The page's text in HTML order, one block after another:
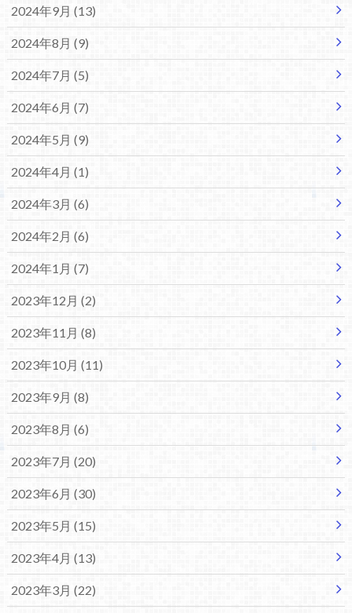
2024年9月 (13)
2024年8月 (9)
2024年7月 (5)
2024年6月 (7)
2024年5月 (9)
2024年4月 (1)
2024年3月 (6)
2024年2月 (6)
2024年1月 (7)
2023年12月 (2)
2023年11月 (8)
2023年10月 (11)
2023年9月 (8)
2023年8月 (6)
2023年7月 (20)
2023年6月 (30)
2023年5月 (15)
2023年4月 (13)
2023年3月 (22)